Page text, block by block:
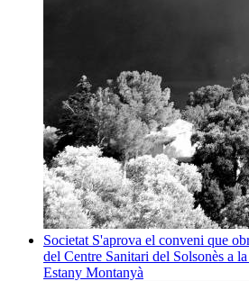
Societat S'aprova el conveni que
del Centre Sanitari del Solsonès a
Estany Montanyà